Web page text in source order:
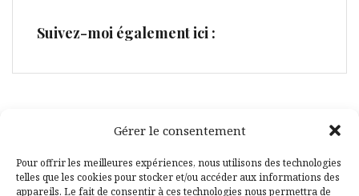
Gérer le consentement
Pour offrir les meilleures expériences, nous utilisons des technologies
telles que les cookies pour stocker et/ou accéder aux informations des
appareils. Le fait de consentir à ces technologies nous permettra de
Suivez-moi également ici :
Facebook
Pinterest